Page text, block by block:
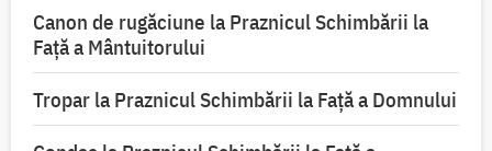
Canon de rugăciune la Praznicul Schimbării la
Față a Mântuitorului
Tropar la Praznicul Schimbării la Faţă a Domnului